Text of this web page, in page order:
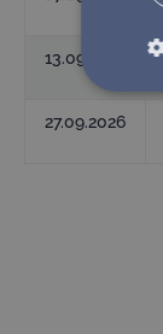
13.09.2026
27.09.2026